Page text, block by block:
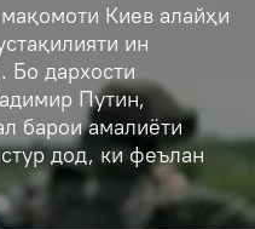
Киев алайҳи
ин
Бо дархости
Путин,
барои амалиёти
дод, ки феълан